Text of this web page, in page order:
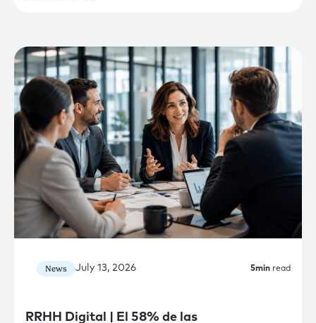
News July 13, 2026 5min read
RRHH Digital | El 58% de las